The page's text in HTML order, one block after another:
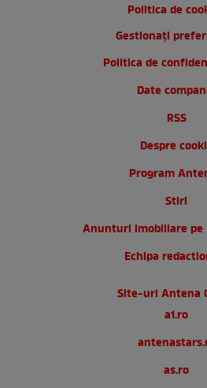
Politica de
Gestionați
Politica de
Date
RSS
Despre
Program
Stiri
Anunturi imobiliare pe
Echipa
Site-uri Antena
a1.ro
as.ro